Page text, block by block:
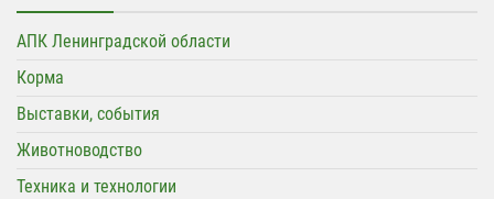
АПК Ленинградской области
Корма
Выставки, события
Животноводство
Техника и технологии